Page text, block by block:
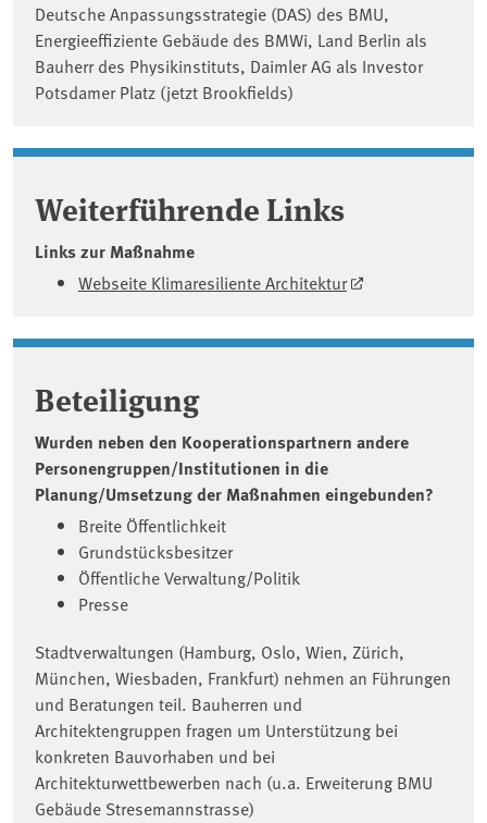
Deutsche Anpassungsstrategie (DAS) des BMU,
Energieeffiziente Gebäude des BMWi, Land Berlin als
Bauherr des Physikinstituts, Daimler AG als Investor
Potsdamer Platz (jetzt Brookfields)
Weiterführende Links
Links zur Maßnahme
Webseite Klimaresiliente Architektur
Beteiligung
Wurden neben den Kooperationspartnern andere
Personengruppen/Institutionen in die
Planung/Umsetzung der Maßnahmen eingebunden?
Breite Öffentlichkeit
Grundstücksbesitzer
Öffentliche Verwaltung/Politik
Presse
Stadtverwaltungen (Hamburg, Oslo, Wien, Zürich,
München, Wiesbaden, Frankfurt) nehmen an Führungen
und Beratungen teil. Bauherren und
Architektengruppen fragen um Unterstützung bei
konkreten Bauvorhaben und bei
Architekturwettbewerben nach (u.a. Erweiterung BMU
Gebäude Stresemannstrasse)